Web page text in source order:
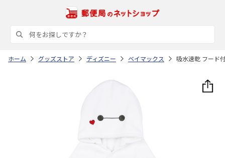
ホーム グッズストア ディズニー ベイマックス 吸水速乾 フード